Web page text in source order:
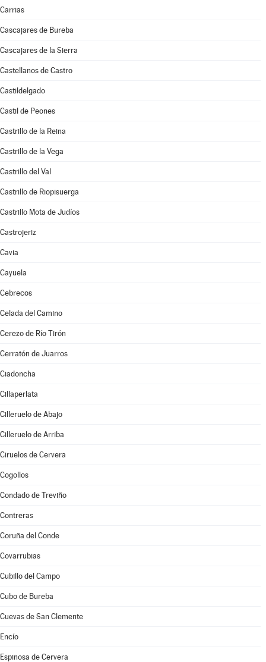
Carrias
Cascajares de Bureba
Cascajares de la Sierra
Castellanos de Castro
Castildelgado
Castil de Peones
Castrillo de la Reina
Castrillo de la Vega
Castrillo del Val
Castrillo de Riopisuerga
Castrillo Mota de Judíos
Castrojeriz
Cavia
Cayuela
Cebrecos
Celada del Camino
Cerezo de Río Tirón
Cerratón de Juarros
Ciadoncha
Cillaperlata
Cilleruelo de Abajo
Cilleruelo de Arriba
Ciruelos de Cervera
Cogollos
Condado de Treviño
Contreras
Coruña del Conde
Covarrubias
Cubillo del Campo
Cubo de Bureba
Cuevas de San Clemente
Encío
Espinosa de Cervera